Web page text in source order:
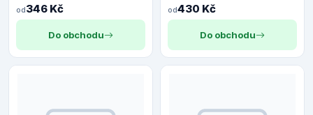
od346 Kč
Do obchodu
od430 Kč
Do obchodu